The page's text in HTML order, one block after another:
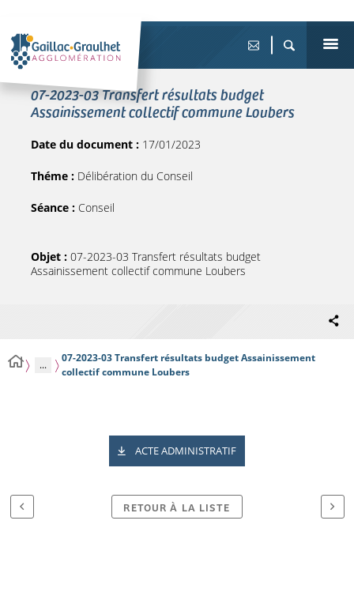
07-2023-03 Transfert résultats budget
Assainissement collectif commune Loubers
Date du document : 17/01/2023
Théme : Délibération du Conseil
Séance : Conseil
Objet : 07-2023-03 Transfert résultats budget
Assainissement collectif commune Loubers
...
07-2023-03 Transfert résultats budget Assainissement
collectif commune Loubers
ACTE ADMINISTRATIF
RETOUR À LA LISTE